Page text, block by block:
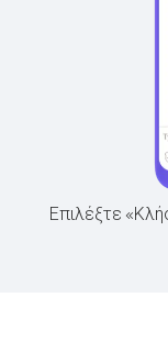
Επιλέξτε